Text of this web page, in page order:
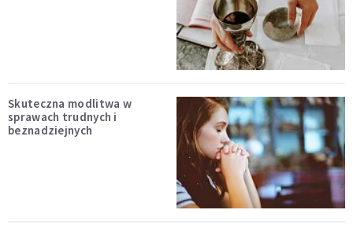
Skuteczna modlitwa w
sprawach trudnych i
beznadziejnych